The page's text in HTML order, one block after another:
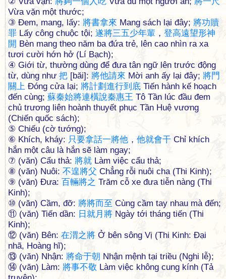
Vừa vặn một thước;
③ Đem, mang, lấy: 將書拿來 Mang sách lại đây; 將功贖
罪 Lấy công chuộc tội; 遂將三五少年輩 ， 登高遠望形神
開 Bèn mang theo năm ba đứa trẻ, lên cao nhìn ra xa
tươi cười hớn hở (Lí Bạch);
④ Giới từ, thường dùng để đưa tân ngữ lên trước động
từ, dùng như 把 [băi]: 將他請來 Mời anh ấy lại đây; 將門
關上 Đóng cửa lại; 將計劃 進行到 底 Tiến hành kế hoạch
đến cùng; 蘇秦始將連橫說秦惠王 Tô Tần lúc đầu đem
chủ trương liên hoành thuyết phục Tần Huệ vương
(Chiến quốc sách);
⑤ Chiếu (cờ tướng);
⑥ Khích, kháy: 只要拿話一將他 ， 他就會干 Chỉ khích
hắn một câu là hắn sẽ làm ngay;
⑦ (văn) Cẩu thả: 將就 Làm việc cẩu thả;
⑧ (văn) Nuôi: 不遑將父 Chẳng rỗi nuôi cha (Thi Kinh);
⑨ (văn) Đưa: 百輛將之 Trăm cỗ xe đưa tiễn nàng (Thi
Kinh);
⑩ (văn) Cầm, đỡ: 將將而至 Cùng cầm tay nhau mà đến;
⑪ (văn) Tiến dần: 日 就月 將 Ngày tới tháng tiến (Thi
Kinh);
⑫ (văn) Bên: 在渭之將 Ở bên sông Vị (Thi Kinh: Đại
nhã, Hoàng hĩ);
⑬ (văn) Nhận: 將命于朝 Nhận mệnh tại triều (Nghi lễ);
⑭ (văn) Làm: 將事不敬 Làm việc không cung kính (Tả